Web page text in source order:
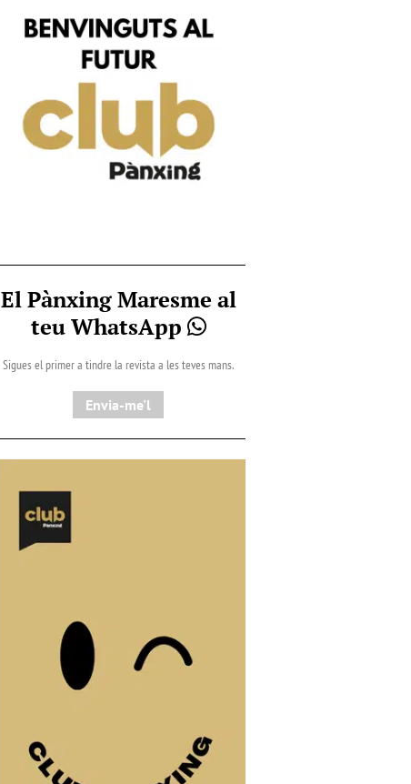
El Pànxing Maresme al
teu WhatsApp
Sigues el primer a tindre la revista a les teves mans.
Envia-me'l